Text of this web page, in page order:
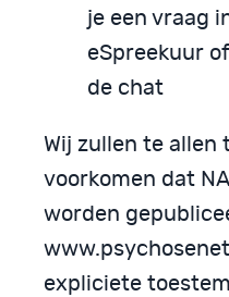
je een vraag
eSpreekuur
de chat
Wij zullen te allen
voorkomen dat
worden
expliciete